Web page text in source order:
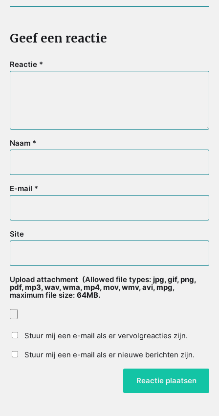
k
s
p
Geef een reactie
Reactie *
Naam *
E-mail *
Site
Upload attachment (Allowed file types: jpg, gif, png,
pdf, mp3, wav, wma, mp4, mov, wmv, avi, mpg,
maximum file size: 64MB.
Stuur mij een e-mail als er vervolgreacties zijn.
Stuur mij een e-mail als er nieuwe berichten zijn.